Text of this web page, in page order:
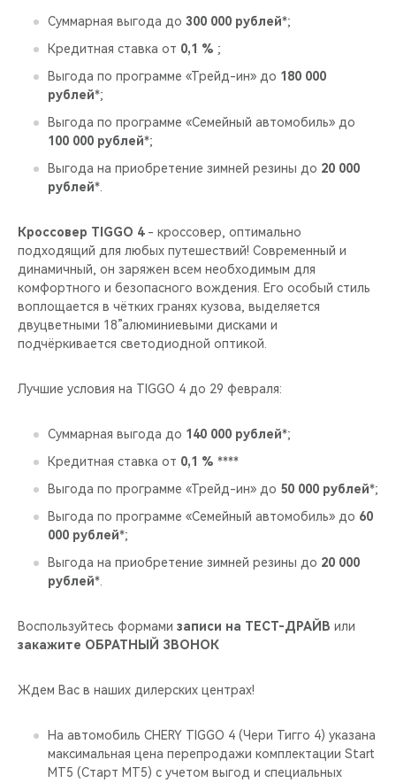
CHERY И СПОРТ
НАШИ МЕРОПРИЯТИЯ
ВИДЕООБЗОРЫ
Суммарная выгода до 300 000 рублей*;
Кредитная ставка от 0,1 % ;
Выгода по программе «Трейд-ин» до 180 000
рублей*;
Выгода по программе «Семейный автомобиль» до
100 000 рублей*;
Выгода на приобретение зимней резины до 20 000
рублей*.
Кроссовер TIGGO 4- кроссовер, оптимально
подходящий для любых путешествий! Современный и
динамичный, он заряжен всем необходимым для
комфортного и безопасного вождения. Его особый стиль
воплощается в чётких гранях кузова, выделяется
двуцветными 18”алюминиевыми дисками и
подчёркивается светодиодной оптикой.
Лучшие условия на TIGGO 4 до 29 февраля:
Суммарная выгода до 140 000 рублей*;
Кредитная ставка от 0,1 % ****
Выгода по программе «Трейд-ин» до 50 000 рублей*;
Выгода по программе «Семейный автомобиль» до 60
000 рублей*;
Выгода на приобретение зимней резины до 20 000
рублей*.
Воспользуйтесь формами записи на ТЕСТ-ДРАЙВ или
закажите ОБРАТНЫЙ ЗВОНОК
Ждем Вас в наших дилерских центрах!
На автомобиль CHERY TIGGO 4 (Чери Тигго 4) указана
максимальная цена перепродажи комплектации Start
MT5 (Старт МТ5) с учетом выгод и специальных